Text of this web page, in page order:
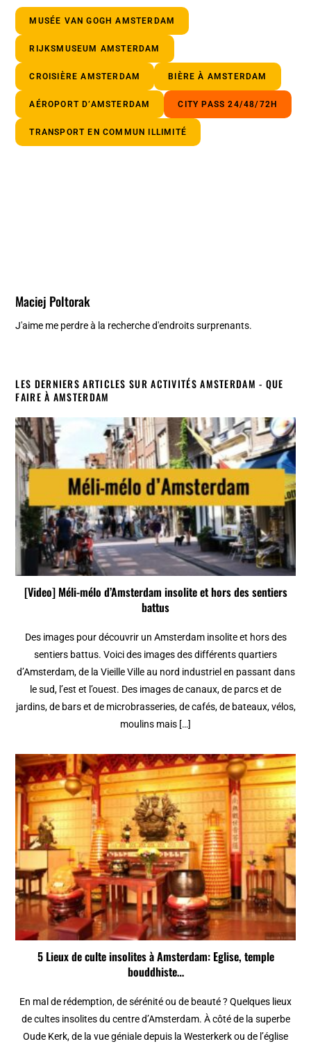
MUSÉE VAN GOGH AMSTERDAM
RIJKSMUSEUM AMSTERDAM
CROISIÈRE AMSTERDAM BIÈRE À AMSTERDAM
AÉROPORT D’AMSTERDAM CITY PASS 24/48/72H
TRANSPORT EN COMMUN ILLIMITÉ
Maciej Poltorak
J'aime me perdre à la recherche d'endroits surprenants.
LES DERNIERS ARTICLES SUR ACTIVITÉS AMSTERDAM - QUE
FAIRE À AMSTERDAM
[Video] Méli-mélo d’Amsterdam insolite et hors des sentiers
battus
Des images pour découvrir un Amsterdam insolite et hors des
sentiers battus. Voici des images des différents quartiers
d’Amsterdam, de la Vieille Ville au nord industriel en passant dans
le sud, l’est et l’ouest. Des images de canaux, de parcs et de
jardins, de bars et de microbrasseries, de cafés, de bateaux, vélos,
moulins mais […]
5 Lieux de culte insolites à Amsterdam: Eglise, temple
bouddhiste…
En mal de rédemption, de sérénité ou de beauté ? Quelques lieux
de cultes insolites du centre d’Amsterdam. À côté de la superbe
Oude Kerk, de la vue géniale depuis la Westerkerk ou de l’église